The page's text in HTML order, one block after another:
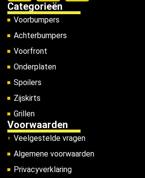
Categorieën
Voorbumpers
Achterbumpers
Voorfront
Onderplaten
Spoilers
Zijskirts
Grillen
Voorwaarden
Veelgestelde vragen
Algemene voorwaarden
Privacyverklaring